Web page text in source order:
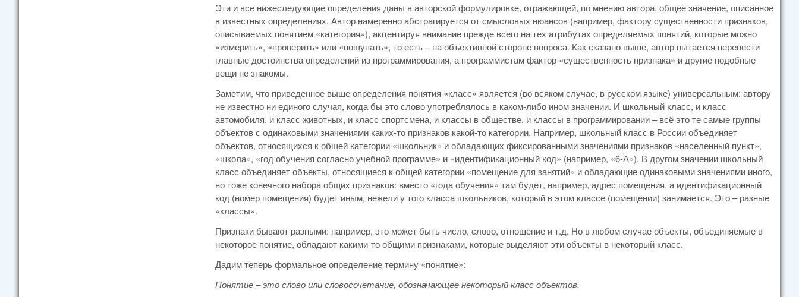
Эти и все нижеследующие определения даны в авторской формулировке, отражающей, по мнению автора, общее значение, описанное
в известных определениях. Автор намеренно абстрагируется от смысловых нюансов (например, фактору существенности признаков,
описываемых понятием «категория»), акцентируя внимание прежде всего на тех атрибутах определяемых понятий, которые можно
«измерить», «проверить» или «пощупать», то есть – на объективной стороне вопроса. Как сказано выше, автор пытается перенести
главные достоинства определений из программирования, а программистам фактор «существенность признака» и другие подобные
вещи не знакомы.
Заметим, что приведенное выше определения понятия «класс» является (во всяком случае, в русском языке) универсальным: автору
не известно ни единого случая, когда бы это слово употреблялось в каком-либо ином значении. И школьный класс, и класс
автомобиля, и класс животных, и класс спортсмена, и классы в обществе, и классы в программировании – всё это те самые группы
объектов с одинаковыми значениями каких-то признаков какой-то категории. Например, школьный класс в России объединяет
объектов, относящихся к общей категории «школьник» и обладающих фиксированными значениями признаков «населенный пункт»,
«школа», «год обучения согласно учебной программе» и «идентификационный код» (например, «6-А»). В другом значении школьный
класс объединяет объекты, относящиеся к общей категории «помещение для занятий» и обладающие одинаковыми значениями иного,
но тоже конечного набора общих признаков: вместо «года обучения» там будет, например, адрес помещения, а идентификационный
код (номер помещения) будет иным, нежели у того класса школьников, который в этом классе (помещении) занимается. Это – разные
«классы».
Признаки бывают разными: например, это может быть число, слово, отношение и т.д. Но в любом случае объекты, объединяемые в
некоторое понятие, обладают какими-то общими признаками, которые выделяют эти объекты в некоторый класс.
Дадим теперь формальное определение термину «понятие»:
Понятие– это слово или словосочетание, обозначающее некоторый класс объектов.